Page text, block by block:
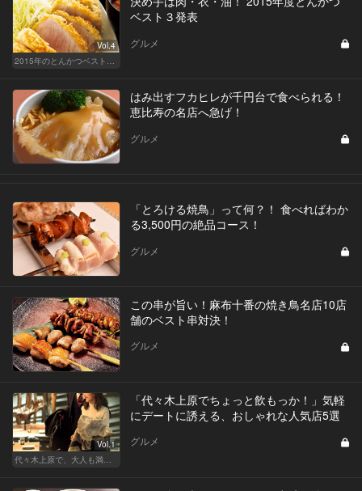
Vol.4
2015年のとんかつベスト10を発表！
ベスト３発表
グルメ
はみ出すフカヒレが千円台で食べられる！
恵比寿の名店へ急げ！
グルメ
「とろける焼鳥」って何？！ 食べればわか
る3,500円の絶品コース！
グルメ
この串が旨い！麻布十番の焼き鳥名店10店
舗のベスト串対決！
グルメ
Vol.1
代々木上原で、大人も満足な“映える”デート
「代々木上原でちょっと飲もっか！」気軽
にデートに誘える、おしゃれな人気店5選
グルメ